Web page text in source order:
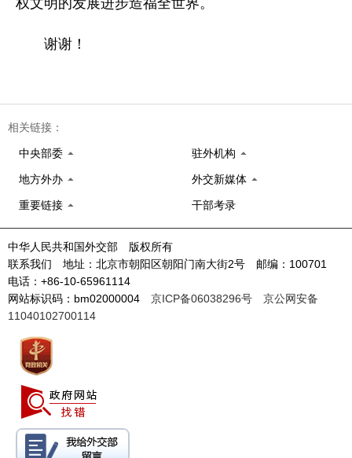
权文明的发展进步造福全世界。
谢谢！
相关链接：
中央部委 驻外机构
地方外办 外交新媒体
重要链接 干部考录
中华人民共和国外交部 版权所有
联系我们 地址：北京市朝阳区朝阳门南大街2号 邮编：100701
电话：+86-10-65961114
网站标识码：bm02000004 京ICP备06038296号
京公网安备
11040102700114